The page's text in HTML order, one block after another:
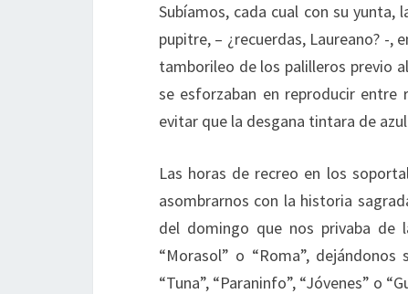
Subíamos, cada cual con su
pupitre, – ¿recuerdas, Laureano? -,
tamborileo de los palilleros previo
se esforzaban en reproducir
evitar que la desgana tintara de
Las horas de recreo en los
asombrarnos con la historia
del domingo que nos privaba de
“Morasol” o “Roma”,
“Tuna”, “Paraninfo”, “Jóvenes” o